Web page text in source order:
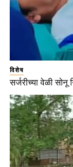
विशेष
सर्जरीच्या वेळी